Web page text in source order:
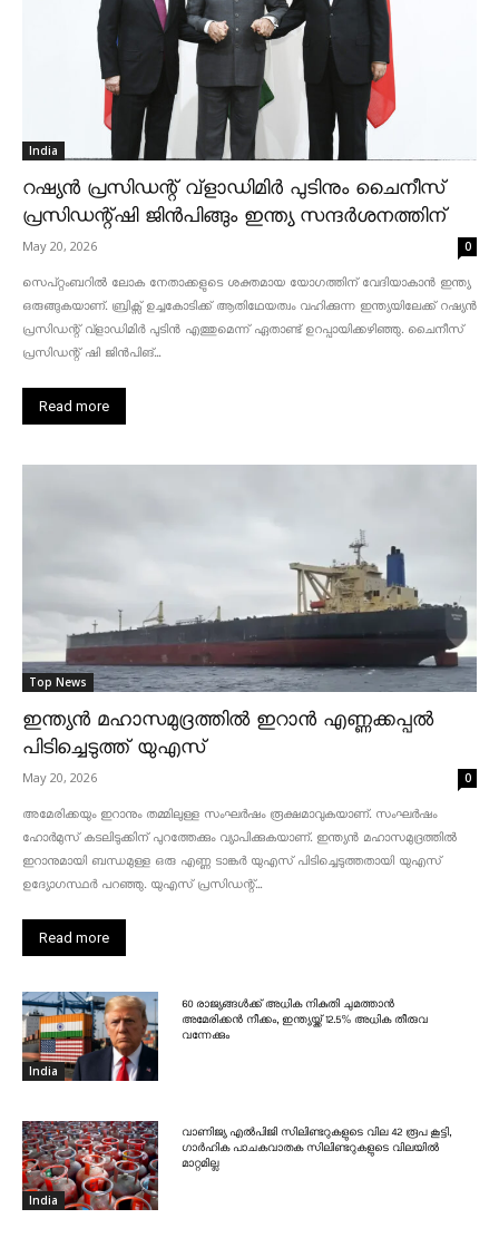
India
റഷ്യൻ പ്രസിഡന്റ് വ്‌ളാഡിമിർ പുടിനും ചൈനീസ്
പ്രസിഡന്റ്ഷി ജിൻപിങ്ങും ഇന്ത്യ സന്ദർശനത്തിന്
May 20, 2026 0
സെപ്റ്റംബറിൽ ലോക നേതാക്കളുടെ ശക്തമായ യോഗത്തിന് വേദിയാകാൻ ഇന്ത്യ
ഒരുങ്ങുകയാണ്. ബ്രിക്സ് ഉച്ചകോടിക്ക് ആതിഥേയത്വം വഹിക്കുന്ന ഇന്ത്യയിലേക്ക് റഷ്യൻ
പ്രസിഡന്റ് വ്‌ളാഡിമിർ പുടിൻ എത്തുമെന്ന് ഏതാണ്ട് ഉറപ്പായിക്കഴിഞ്ഞു. ചൈനീസ്
പ്രസിഡന്റ് ഷി ജിൻപിങ്...
Read more
Top News
ഇന്ത്യൻ മഹാസമുദ്രത്തിൽ ഇറാൻ എണ്ണക്കപ്പൽ
പിടിച്ചെടുത്ത് യുഎസ്
May 20, 2026 0
അമേരിക്കയും ഇറാനും തമ്മിലുള്ള സംഘർഷം രൂക്ഷമാവുകയാണ്. സംഘർഷം
ഹോർമുസ് കടലിടുക്കിന് പുറത്തേക്കും വ്യാപിക്കുകയാണ്. ഇന്ത്യൻ മഹാസമുദ്രത്തിൽ
ഇറാനുമായി ബന്ധമുള്ള ഒരു എണ്ണ ടാങ്കർ യുഎസ് പിടിച്ചെടുത്തതായി യുഎസ്
ഉദ്യോഗസ്ഥർ പറഞ്ഞു. യുഎസ് പ്രസിഡന്റ്...
Read more
India
60 രാജ്യങ്ങൾക്ക് അധിക നികുതി ചുമത്താൻ
അമേരിക്കൻ നീക്കം, ഇന്ത്യയ്ക്ക് 12.5% അധിക തീരുവ
വന്നേക്കും
India
വാണിജ്യ എൽപിജി സിലിണ്ടറുകളുടെ വില 42 രൂപ കൂട്ടി,
ഗാർഹിക പാചകവാതക സിലിണ്ടറുകളുടെ വിലയിൽ
മാറ്റമില്ല